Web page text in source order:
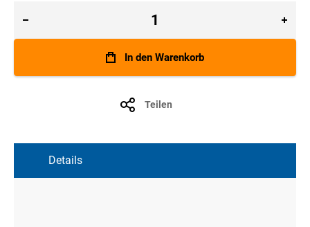
In den Warenkorb
Teilen
Details